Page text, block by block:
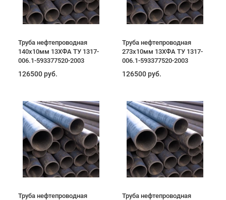
Труба нефтепроводная
140х10мм 13ХФА ТУ 1317-
006.1-593377520-2003
126500 руб.
Труба нефтепроводная
273х10мм 13ХФА ТУ 1317-
006.1-593377520-2003
126500 руб.
Труба нефтепроводная
Труба нефтепроводная